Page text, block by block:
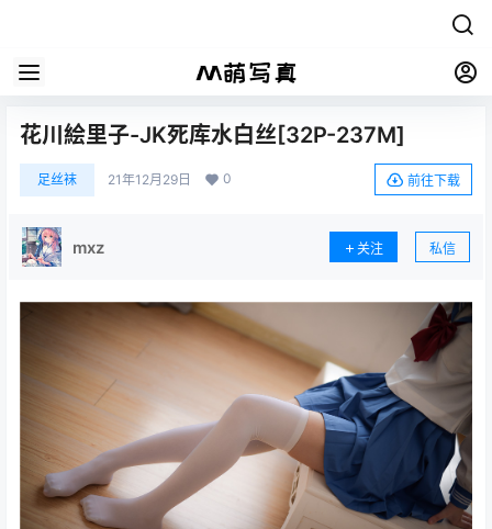
花川絵里子-JK死库水白丝[32P-237M]
足丝袜 21年12月29日 0 前往下载
mxz 关注 私信